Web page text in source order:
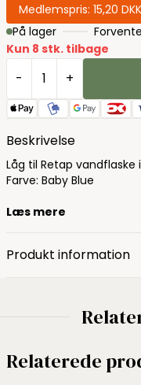
Medlemspris: 15,20 DKK
På lager
Kun 8 stk. tilbage
- +
Beskrivelse
Låg til Retap vandflaske
Farve: Baby Blue
Læs mere
Produkt information
Relaterede